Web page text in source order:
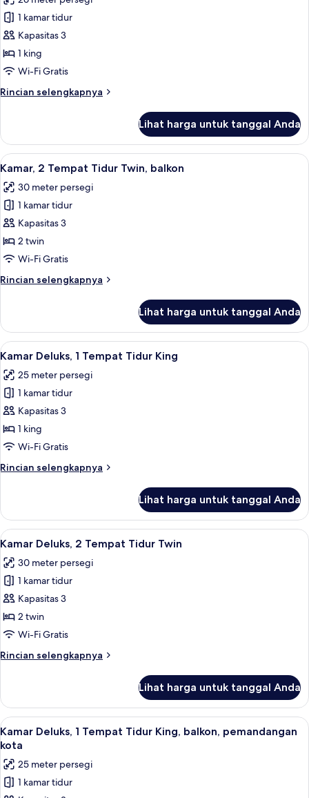
foto
untuk
Kamar,
1
Tempat
King,
1 kamar tidur
Kapasitas 3
1 king
Wi-Fi Gratis
Rincian selengkapnya
Rincian
Kamar,
Tempat
King,
balkon
Lihat harga untuk tanggal Anda
Lihat
semua
foto
untuk
Kamar,
2
Tempat
Twin,
Seprai antialergi, minibar, brankas,
5
Kamar, 2 Tempat Tidur Twin, balkon
30 meter persegi
1 kamar tidur
Kapasitas 3
2 twin
Wi-Fi Gratis
Rincian selengkapnya
Rincian
Kamar,
Tempat
Twin,
balkon
Lihat harga untuk tanggal Anda
Lihat
semua
foto
untuk
Kamar
Deluks,
1
Tidur
Seprai antialergi, minibar, brankas,
5
Kamar Deluks, 1 Tempat Tidur King
25 meter persegi
1 kamar tidur
Kapasitas 3
1 king
Wi-Fi Gratis
Rincian selengkapnya
Rincian
Kamar
Deluks,
1
Tidur
King
Lihat harga untuk tanggal Anda
Lihat
semua
foto
untuk
Kamar
Deluks,
2
Tidur
Seprai antialergi, minibar, brankas,
6
Kamar Deluks, 2 Tempat Tidur Twin
30 meter persegi
1 kamar tidur
Kapasitas 3
2 twin
Wi-Fi Gratis
Rincian selengkapnya
Rincian
Kamar
Deluks,
2
Tempat
Twin
Lihat harga untuk tanggal Anda
Lihat
semua
foto
untuk
Kamar
Kamar Deluks, 1 Tempat Tidur
6
Kamar Deluks, 1 Tempat Tidur King, balkon, pemandangan
kota
25 meter persegi
1 kamar tidur